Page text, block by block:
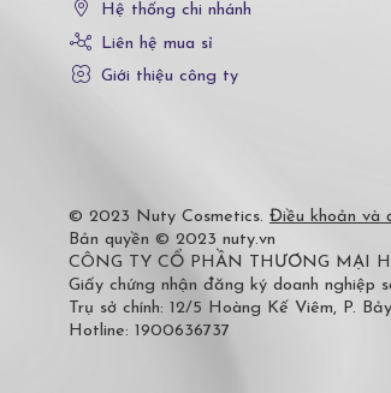
Hệ thống chi nhánh
Liên hệ mua sỉ
Giới thiệu công ty
© 2023 Nuty Cosmetics. Điều khoản và
Bản quyền © 2023 nuty.vn
CÔNG TY CỔ PHẦN THƯƠNG MẠI
Giấy chứng nhận đăng ký doanh nghiệp
Trụ sở chính: 12/5 Hoàng Kế Viêm, P.
Hotline: 1900636737